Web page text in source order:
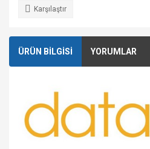
Karşılaştır
ÜRÜN BİLGİSİ YORUMLAR